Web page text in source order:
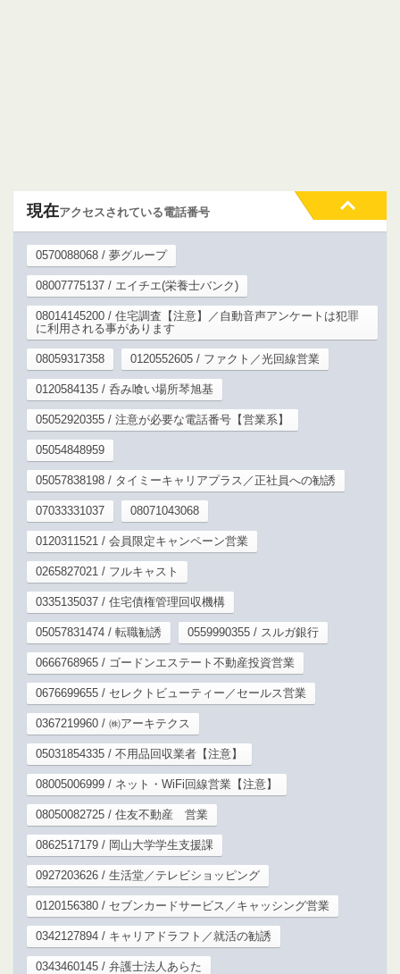
現在アクセスされている電話番号
0570088068 / 夢グループ
08007775137 / エイチエ(栄養士バンク)
08014145200 / 住宅調査【注意】／自動音声アンケートは犯罪
に利用される事があります
08059317358 0120552605 / ファクト／光回線営業
0120584135 / 呑み喰い場所琴旭基
05052920355 / 注意が必要な電話番号【営業系】
05054848959
05057838198 / タイミーキャリアプラス／正社員への勧誘
07033331037 08071043068
0120311521 / 会員限定キャンペーン営業
0265827021 / フルキャスト
0335135037 / 住宅債権管理回収機構
05057831474 / 転職勧誘 0559990355 / スルガ銀行
0666768965 / ゴードンエステート不動産投資営業
0676699655 / セレクトビューティー／セールス営業
0367219960 / ㈱アーキテクス
05031854335 / 不用品回収業者【注意】
08005006999 / ネット・WiFi回線営業【注意】
08050082725 / 住友不動産 営業
0862517179 / 岡山大学学生支援課
0927203626 / 生活堂／テレビショッピング
0120156380 / セブンカードサービス／キャッシング営業
0342127894 / キャリアドラフト／就活の勧誘
0343460145 / 弁護士法人あらた